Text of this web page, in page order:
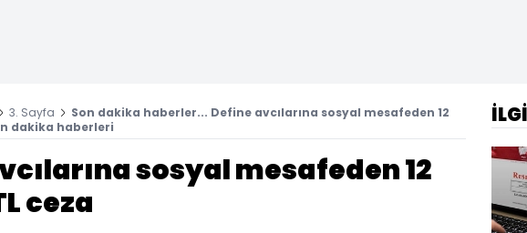
3. Sayfa
Son dakika haberler... Define avcılarına sosyal mesafeden 12
dakika haberleri
sosyal mesafeden 12
ceza